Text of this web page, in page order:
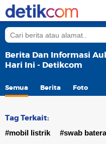
Berita Dan Informasi
Hari Ini - Detikcom
Semua Berita Foto
Tag Terkait:
#mobil listrik #swab